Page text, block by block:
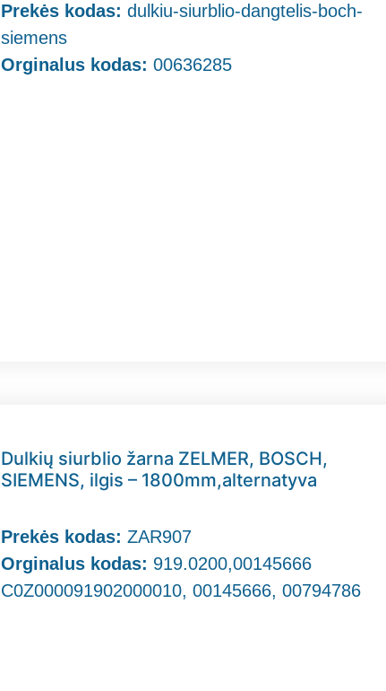
Prekės kodas:dulkiu-siurblio-dangtelis-boch-
siemens
Orginalus kodas: 00636285
Dulkių siurblio žarna ZELMER, BOSCH,
SIEMENS, ilgis – 1800mm,alternatyva
Prekės kodas:ZAR907
Orginalus kodas: 919.0200,00145666
C0Z000091902000010, 00145666, 00794786